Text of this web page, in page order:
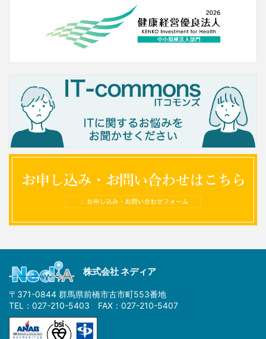
株式会社 ネディア
〒371-0844 群馬県前橋市古市町553番地
TEL：027-210-5403 FAX：027-210-5407